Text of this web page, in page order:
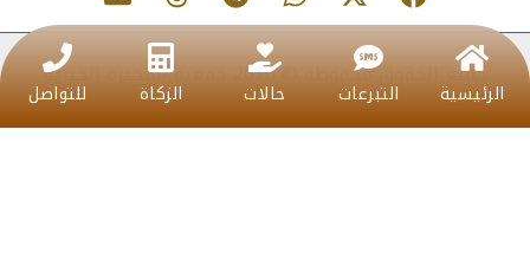
جميع الحقوق محفوظة © 2026 جمعية الفجيرة الخيرية
الرئيسية التبرعات حالات الزكاة للتواصل